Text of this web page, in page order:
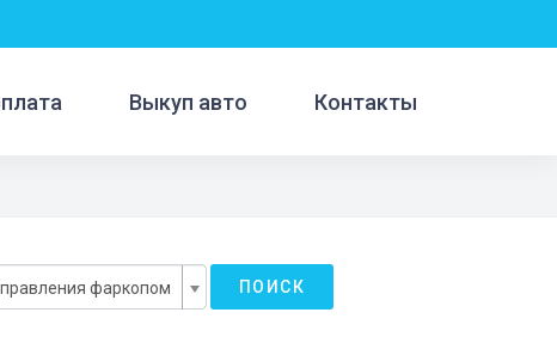
Выкуп авто Контакты
фаркопом ПОИСК